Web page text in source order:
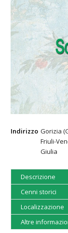
Indirizzo Gorizia
Friuli-
Giulia
Descrizione
Cenni storici
Localizzazione
Altre